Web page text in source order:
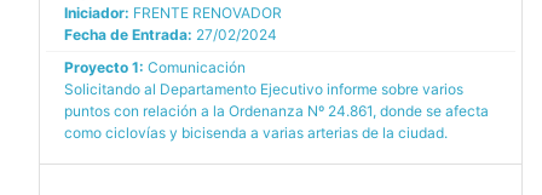
Iniciador: FRENTE RENOVADOR
Fecha de Entrada: 27/02/2024
Proyecto 1: Comunicación
Solicitando al Departamento Ejecutivo informe sobre varios
puntos con relación a la Ordenanza Nº 24.861, donde se afecta
como ciclovías y bicisenda a varias arterias de la ciudad.